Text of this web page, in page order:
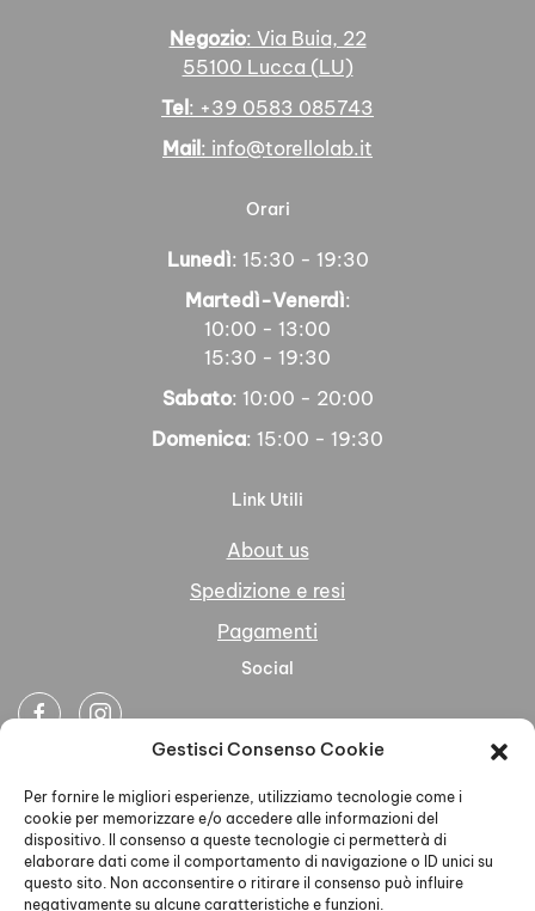
Gestisci Consenso Cookie
Per fornire le migliori esperienze, utilizziamo tecnologie come i
cookie per memorizzare e/o accedere alle informazioni del
dispositivo. Il consenso a queste tecnologie ci permetterà di
elaborare dati come il comportamento di navigazione o ID unici su
questo sito. Non acconsentire o ritirare il consenso può influire
negativamente su alcune caratteristiche e funzioni.
Negozio: Via Buia, 22
55100 Lucca (LU)
Tel: +39 0583 085743
Mail: info@torellolab.it
Orari
Lunedì: 15:30 - 19:30
Martedì-Venerdì:
10:00 - 13:00
15:30 - 19:30
Sabato: 10:00 - 20:00
Domenica: 15:00 - 19:30
Link Utili
About us
Spedizione e resi
Pagamenti
Social